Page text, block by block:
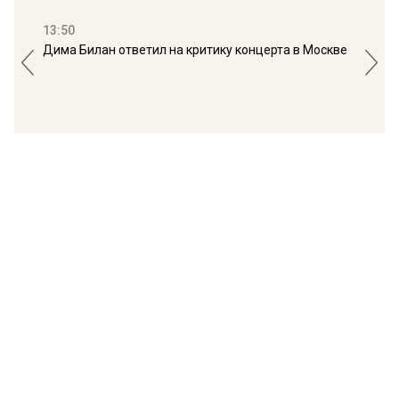
13:50
Дима Билан ответил на критику концерта в Москве